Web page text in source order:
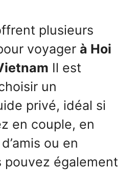
plusieurs
voyager à Hoi
Il est
un
privé, idéal si
en couple, en
ou en
pouvez également